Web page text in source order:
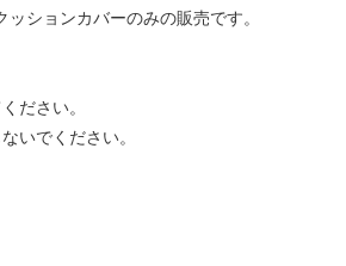
ションカバーのみの販売です。
ださい。
いでください。